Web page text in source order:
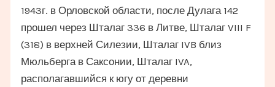
1943г. в Орловской области, после Дулага 142
прошел через Шталаг 336 в Литве, Шталаг VIII F
(318) в верхней Силезии, Шталаг IVB близ
Мюльберга в Саксонии, Шталаг IVA,
располагавшийся к югу от деревни